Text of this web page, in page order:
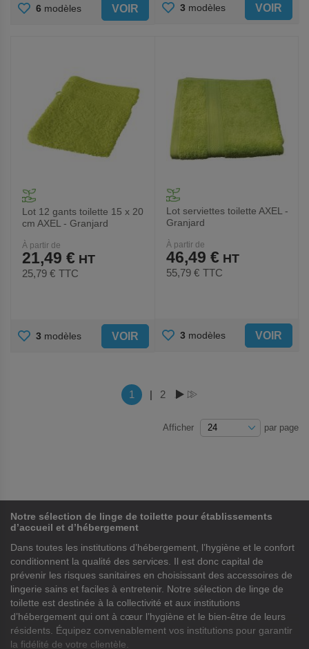
AJOUTER
6 modèles VOIR AJOUTER
3 modèles VOIR
Lot 12 gants toilette 15 x 20
cm AXEL - Granjard
À partir de
21,49 €
25,79 € TTC
AJOUTER
3 modèles VOIR
Lot serviettes toilette AXEL -
Granjard
À partir de
46,49 €
55,79 € TTC
AJOUTER
3 modèles VOIR
PageVous lisez actuellement la page
1 | Page
2
Afficher par page
Notre sélection de linge de toilette pour établissements
d’accueil et d’hébergement
Dans toutes les institutions d’hébergement, l’hygiène et le confort
conditionnent la qualité des services. Il est donc capital de
prévenir les risques sanitaires en choisissant des accessoires de
lingerie sains et faciles à entretenir. Notre sélection de linge de
toilette est destinée à la collectivité et aux institutions
d’hébergement qui ont à cœur l’hygiène et le bien-être de leurs
résidents. Équipez convenablement vos institutions pour garantir
la fidélité de votre clientèle.